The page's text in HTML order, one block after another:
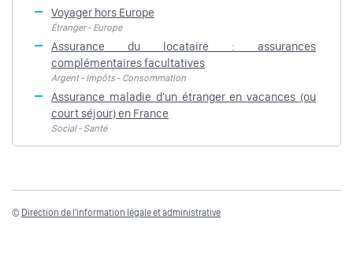
Voyager hors Europe
Étranger - Europe
Assurance du locataire : assurances
complémentaires facultatives
Argent - Impôts - Consommation
Assurance maladie d'un étranger en vacances (ou
court séjour) en France
Social - Santé
© Direction de l'information légale et administrative